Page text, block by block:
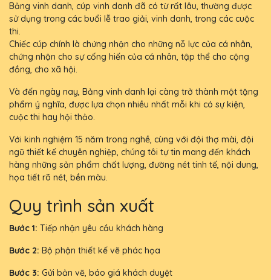
Bảng vinh danh, cúp vinh danh đã có từ rất lâu, thường được
sử dụng trong các buổi lễ trao giải, vinh danh, trong các cuộc
thi.
Chiếc cúp chính là chứng nhận cho những nỗ lực của cá nhân,
chứng nhận cho sự cống hiến của cá nhân, tập thể cho cộng
đồng, cho xã hội.
Và đến ngày nay, Bảng vinh danh lại càng trở thành một tặng
phẩm ý nghĩa, được lựa chọn nhiều nhất mỗi khi có sự kiện,
cuộc thi hay hội thảo.
Với kinh nghiệm 15 năm trong nghề, cùng với đội thợ mài, đội
ngũ thiết kế chuyên nghiệp, chúng tôi tự tin mang đến khách
hàng những sản phẩm chất lượng, đường nét tinh tế, nội dung,
họa tiết rõ nét, bền màu.
Quy trình sản xuất
Bước 1: Tiếp nhận yêu cầu khách hàng
Bước 2: Bộ phận thiết kế vẽ phác họa
Bước 3: Gửi bản vẽ, báo giá khách duyệt